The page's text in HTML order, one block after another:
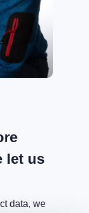
let us
data, we